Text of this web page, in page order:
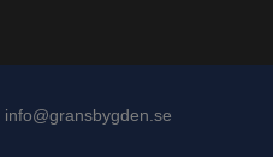
info@gransbygden.se